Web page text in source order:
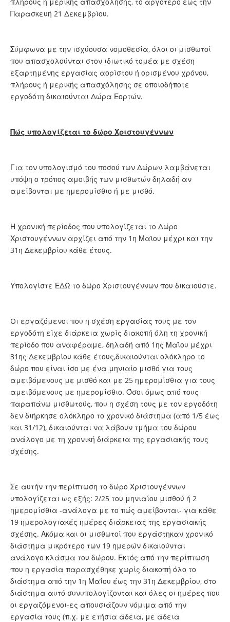
Παρασκευή 21 Δεκεμβρίου.
Σύμφωνα με την ισχύουσα νομοθεσία, όλοι οι μισθωτοί
που απασχολούνται στον ιδιωτικό τομέα με σχέση
εξαρτημένης εργασίας αορίστου ή ορισμένου χρόνου,
πλήρους ή μερικής απασχόλησης σε οποιοδήποτε
εργοδότη δικαιούνται Δώρα Εορτών.
Πώς υπολογίζεται το δώρο Χριστουγέννων
Για τον υπολογισμό του ποσού των Δώρων λαμβάνεται
υπόψη ο τρόπος αμοιβής των μισθωτών δηλαδή αν
αμείβονται με ημερομίσθιο ή με μισθό.
Η χρονική περίοδος που υπολογίζεται το Δώρο
Χριστουγέννων αρχίζει από την 1η Μαϊου μέχρι και την
31η Δεκεμβρίου κάθε έτους.
Υπολογίστε ΕΔΩ το δώρο Χριστουγέννων που δικαιούστε.
Oι εργαζόμενοι που η σχέση εργασίας τους με τον
εργοδότη είχε διάρκεια χωρίς διακοπή όλη τη χρονική
περίοδο που αναφέραμε, δηλαδή από 1ης Μαΐου μέχρι
31ης Δεκεμβρίου κάθε έτους,δικαιούνται ολόκληρο το
δώρο που είναι ίσο με ένα μηνιαίο μισθό για τους
αμειβόμενους με μισθό και με 25 ημερομίσθια για τους
αμειβόμενους με ημερομίσθιο. Όσοι όμως από τους
παραπάνω μισθωτούς, που η σχέση τους με τον εργοδότη
δεν διήρκησε ολόκληρο το χρονικό διάστημα (από 1/5 έως
και 31/12), δικαιούνται να λάβουν τμήμα του δώρου
ανάλογο με τη χρονική διάρκεια της εργασιακής τους
σχέσης.
Σε αυτήν την περίπτωση το δώρο Χριστουγέννων
υπολογίζεται ως εξής: 2/25 του μηνιαίου μισθού ή 2
ημερομίσθια -ανάλογα με το πώς αμείβονται- για κάθε
19 ημερολογιακές ημέρες διάρκειας της εργασιακής
σχέσης. Ακόμα και οι μισθωτοί που εργάστηκαν χρονικό
διάστημα μικρότερο των 19 ημερών δικαιούνται
ανάλογο κλάσμα του δώρου. Εκτός από την περίπτωση
που η εργασία παρασχέθηκε χωρίς διακοπή όλο το
διάστημα από την 1η Μαΐου έως την 31η Δεκεμβρίου, στο
διάστημα αυτό συνυπολογίζονται και όλες οι ημέρες που
οι εργαζόμενοι-ες απουσιάζουν νόμιμα από την
εργασία τους (π.χ. με ετήσια άδεια, με άδεια